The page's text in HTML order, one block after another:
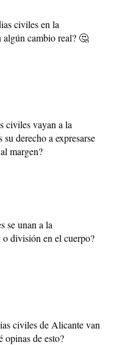
civiles en la
algún cambio real? 🤔
civiles vayan a la
derecho a expresarse
margen?
se unan a la
división en el cuerpo?
civiles de Alicante van
opinas de esto?